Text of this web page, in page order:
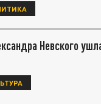
Невского